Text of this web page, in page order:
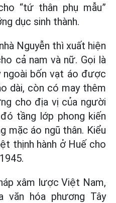
“tứ thân phụ mẫu”
dục sinh thành.
Nguyễn thì xuất hiện
cả nam và nữ. Gọi là
ngoài bốn vạt áo được
dài, còn có may thêm
cho địa vị của người
tầng lớp phong kiến
mặc áo ngũ thân. Kiểu
thịnh hành ở Huế cho
xâm lược Việt Nam,
văn hóa phương Tây